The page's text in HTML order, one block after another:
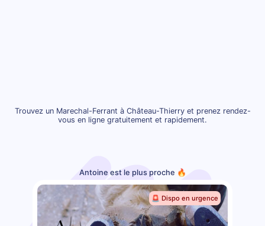
Trouvez un Marechal-Ferrant à Château-Thierry et prenez rendez-
vous en ligne gratuitement et rapidement.
Antoine est le plus proche 🔥
🚨 Dispo en urgence